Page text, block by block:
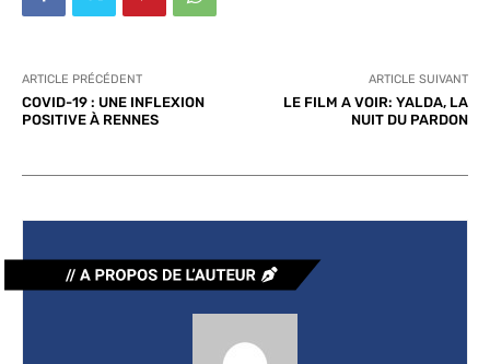
ARTICLE PRÉCÉDENT
COVID-19 : UNE INFLEXION
POSITIVE À RENNES
ARTICLE SUIVANT
LE FILM A VOIR: YALDA, LA
NUIT DU PARDON